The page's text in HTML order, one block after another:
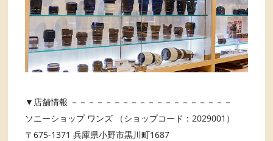
▼店舗情報 －－－－－－－－－－－－－－－－－－－
ソニーショップ ワンズ （ショップコード：2029001）
〒675-1371 兵庫県小野市黒川町1687